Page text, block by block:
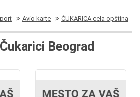
Avio karte ČUKARICA cela opština
Beograd